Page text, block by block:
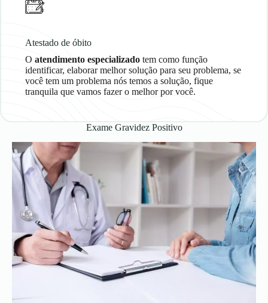
Atestado de óbito
O atendimento especializado tem como função
identificar, elaborar melhor solução para seu problema, se
você tem um problema nós temos a solução, fique
tranquila que vamos fazer o melhor por você.
Exame Gravidez Positivo